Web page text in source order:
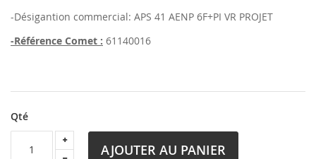
-Désigantion commercial: APS 41 AENP 6F+PI VR PROJET
-Référence Comet : 61140016
Qté
AJOUTER AU PANIER